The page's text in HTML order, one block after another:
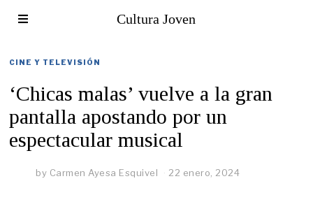
Cultura Joven
CINE Y TELEVISIÓN
‘Chicas malas’ vuelve a la gran
pantalla apostando por un
espectacular musical
by Carmen Ayesa Esquivel 22 enero, 2024